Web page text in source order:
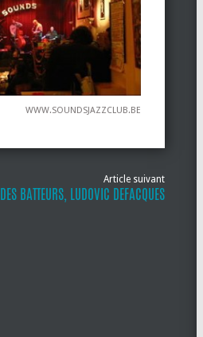
WWW.SOUNDSJAZZCLUB.BE
Article suivant
BATTEURS, LUDOVIC DEFACQUES